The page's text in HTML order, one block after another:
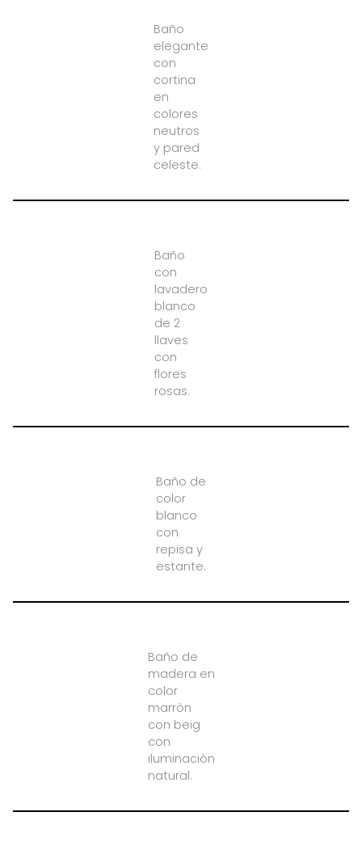
Baño
elegante
con
cortina
en
colores
neutros
y pared
celeste.
Baño
con
lavadero
blanco
de 2
llaves
con
flores
rosas.
Baño de
color
blanco
con
repisa y
estante.
Baño de
madera en
color
marròn
con beig
con
iluminaciòn
natural.